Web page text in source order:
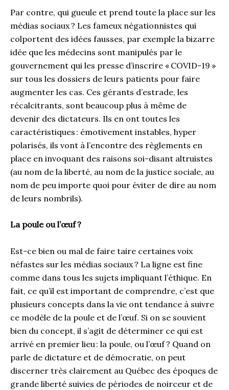
Par contre, qui gueule et prend toute la place sur les
médias sociaux? Les fameux négationnistes qui
colportent des idées fausses, par exemple la bizarre
idée que les médecins sont manipulés par le
gouvernement qui les presse d’inscrire « COVID-19 »
sur tous les dossiers de leurs patients pour faire
augmenter les cas. Ces gérants d’estrade, les
récalcitrants, sont beaucoup plus à même de
devenir des dictateurs. Ils en ont toutes les
caractéristiques : émotivement instables, hyper
polarisés, ils vont à l’encontre des règlements en
place en invoquant des raisons soi-disant altruistes
(au nom de la liberté, au nom de la justice sociale, au
nom de peu importe quoi pour éviter de dire au nom
de leurs nombrils).
La poule ou l’œuf?
Est-ce bien ou mal de faire taire certaines voix
néfastes sur les médias sociaux? La ligne est fine
comme dans tous les sujets impliquant l’éthique. En
fait, ce qu’il est important de comprendre, c’est que
plusieurs concepts dans la vie ont tendance à suivre
ce modèle de la poule et de l’œuf. Si on se souvient
bien du concept, il s’agit de déterminer ce qui est
arrivé en premier lieu : la poule, ou l’œuf? Quand on
parle de dictature et de démocratie, on peut
discerner très clairement au Québec des époques de
grande liberté suivies de périodes de noirceur et de